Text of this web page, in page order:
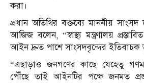
করা।
প্রধান অতিথির বক্তব্যে মাননীয়
আজিজ বলেন, “স্বাস্থ্য মন্ত্রণালয়
আইন দ্রুত পাশে সাংসদবৃন্দের ইতিবাচক
“এছাড়াও জনগণের কাছে যেহেতু
পৌঁছে তাই আইনটির পক্ষে জনমত